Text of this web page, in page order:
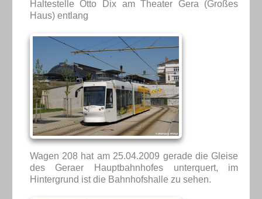
Haltestelle Otto Dix am Theater Gera (Großes
Haus) entlang
Wagen 208 hat am 25.04.2009 gerade die Gleise
des Geraer Hauptbahnhofes unterquert, im
Hintergrund ist die Bahnhofshalle zu sehen.